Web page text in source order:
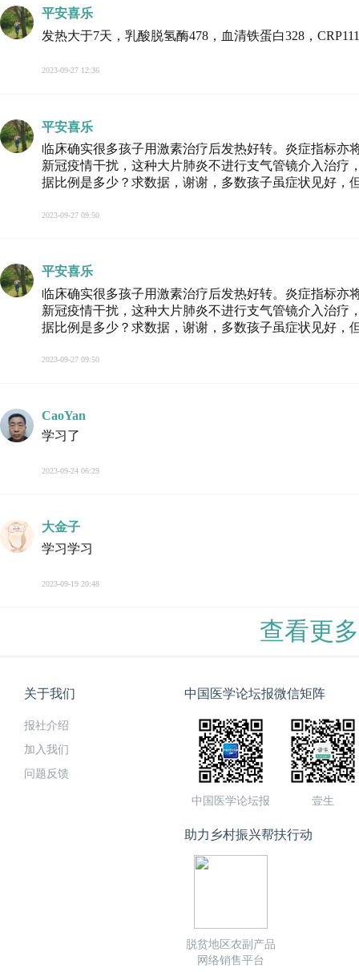
平安喜乐
发热大于7天，乳酸脱氢酶478，血清铁蛋白328，
2023-09-27 12:36
平安喜乐
临床确实很多孩子用激素治疗后发热好转。炎症指标亦
新冠疫情干扰，这种大片肺炎不进行支气管镜介入治疗
据比例是多少？求数据，谢谢，多数孩子虽症状见好，
2023-09-27 09:50
平安喜乐
临床确实很多孩子用激素治疗后发热好转。炎症指标亦
新冠疫情干扰，这种大片肺炎不进行支气管镜介入治疗
据比例是多少？求数据，谢谢，多数孩子虽症状见好，
2023-09-27 09:50
CaoYan
学习了
2023-09-24 06:29
大金子
学习学习
2023-09-19 20:48
查看更多
关于我们
报社介绍
加入我们
问题反馈
中国医学论坛报微信矩阵
中国医学论坛报 壹生
助力乡村振兴帮扶行动
脱贫地区农副产品
网络销售平台